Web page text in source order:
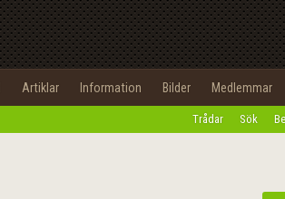
Artiklar Information Bilder Medlemmar
Trådar Sök
OK
integritetspolicy
Namn:
Epost:
Begär nytt lösenord